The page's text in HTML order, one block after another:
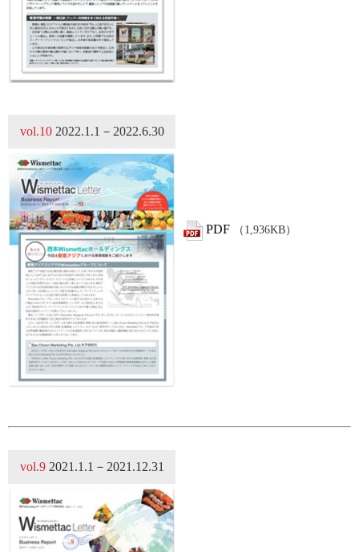
vol.10 2022.1.1－2022.6.30
PDF （1,936KB）
vol.9 2021.1.1－2021.12.31